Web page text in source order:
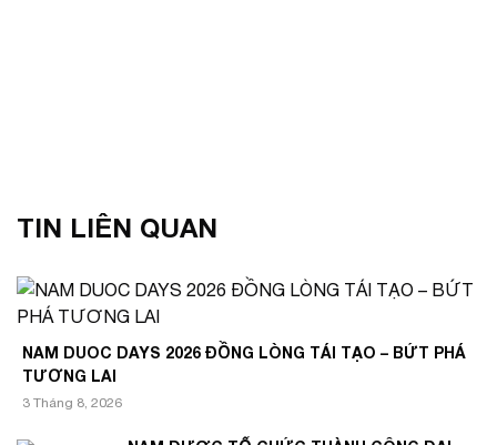
TIN LIÊN QUAN
NAM DUOC DAYS 2026 ĐỒNG LÒNG TÁI TẠO – BỨT PHÁ
TƯƠNG LAI
3 Tháng 8, 2026